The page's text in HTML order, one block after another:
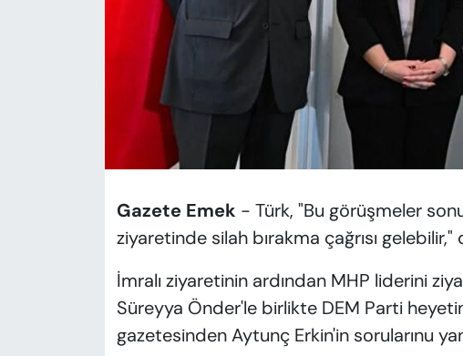
Gazete Emek - Türk, "Bu görüşmeler
ziyaretinde silah bırakma çağrısı gelebilir,"
İmralı ziyaretinin ardından MHP liderini
Süreyya Önder'le birlikte DEM Parti
gazetesinden Aytunç Erkin'in sorularınu
YAZAR KÖŞESİ
VAN VE DİYARBAKIR HABERLERİ